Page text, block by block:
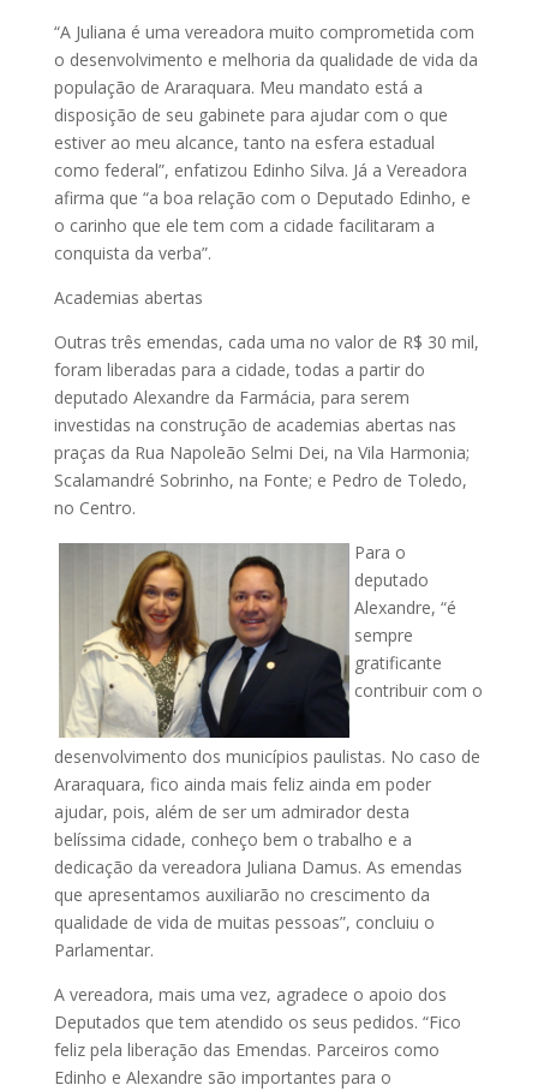
“A Juliana é uma vereadora muito comprometida com
o desenvolvimento e melhoria da qualidade de vida da
população de Araraquara. Meu mandato está a
disposição de seu gabinete para ajudar com o que
estiver ao meu alcance, tanto na esfera estadual
como federal”, enfatizou Edinho Silva. Já a Vereadora
afirma que “a boa relação com o Deputado Edinho, e
o carinho que ele tem com a cidade facilitaram a
conquista da verba”.
Academias abertas
Outras três emendas, cada uma no valor de R$ 30 mil,
foram liberadas para a cidade, todas a partir do
deputado Alexandre da Farmácia, para serem
investidas na construção de academias abertas nas
praças da Rua Napoleão Selmi Dei, na Vila Harmonia;
Scalamandré Sobrinho, na Fonte; e Pedro de Toledo,
no Centro.
Para o
deputado
Alexandre, “é
sempre
gratificante
contribuir com o
desenvolvimento dos municípios paulistas. No caso de
Araraquara, fico ainda mais feliz ainda em poder
ajudar, pois, além de ser um admirador desta
belíssima cidade, conheço bem o trabalho e a
dedicação da vereadora Juliana Damus. As emendas
que apresentamos auxiliarão no crescimento da
qualidade de vida de muitas pessoas”, concluiu o
Parlamentar.
A vereadora, mais uma vez, agradece o apoio dos
Deputados que tem atendido os seus pedidos. “Fico
feliz pela liberação das Emendas. Parceiros como
Edinho e Alexandre são importantes para o